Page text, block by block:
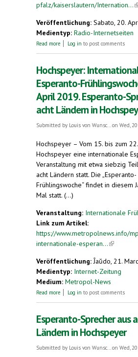
pfalz/kaiserslautern/Internation...
Veröffentlichung: Sabato, 20.
Medientyp: Radio-Internetseiten
Read more about Internationale Esperanto-
Log in to post comments
Hochspeyer:
Esperanto-
April 2019. Esperanto-
acht Ländern in
Submitted by Louis von Wunsc...on Wed,
Hochspeyer – Vom 15. bis zum
Hochspeyer eine internationale
Veranstaltung mit etwa siebzig
acht Ländern statt. Die „Esperanto-
Frühlingswoche“ findet in diesem
Mal statt. (...)
Veranstaltung: Internationale
Link zum Artikel:
https://www.metropolnews.info/
internationale-esperan...(link is
Veröffentlichung:Ĵaŭdo, 21.
Medientyp: Internet-Zeitung
Medium: Metropol-News
Read more about Hochspeyer:
Log in to post comments
Esperanto-Sprecher aus
Ländern in Hochspeyer
Submitted by Louis von Wunsc...on Wed,